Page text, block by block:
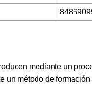
mediante un
un método de